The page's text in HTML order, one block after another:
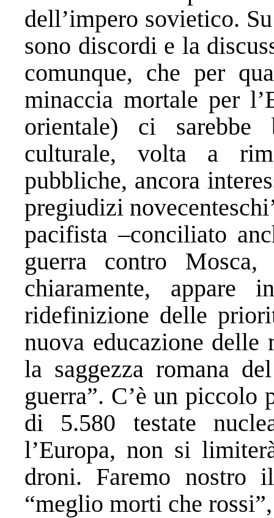
dell’impero sovietico.
sono discordi e la
comunque, che per
minaccia mortale per
orientale) ci
culturale, volta a
pubbliche, ancora
pregiudizi
pacifista –conciliato
guerra contro Mosca,
chiaramente, appare
ridefinizione delle
nuova educazione
la saggezza romana
guerra”. C’è un piccolo
di 5.580 testate
l’Europa, non si
droni. Faremo nostro
“meglio morti che